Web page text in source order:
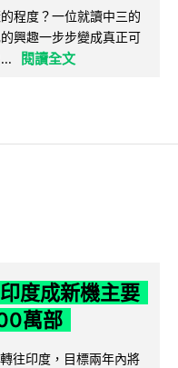
程度？一位就讀中三的
興趣一步步變成真正可
閱讀全文
度成新機主要
萬部
往印度，目標兩年內將